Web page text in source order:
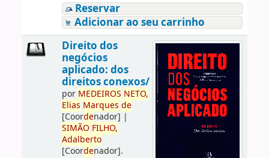
Reservar
Adicionar ao seu carrinho
Direito dos
negócios
aplicado: dos
direitos conexos/
por MEDEIROS NETO,
Elias Marques de
[Coordenador] |
SIMÃO FILHO,
Adalberto
[Coordenador].